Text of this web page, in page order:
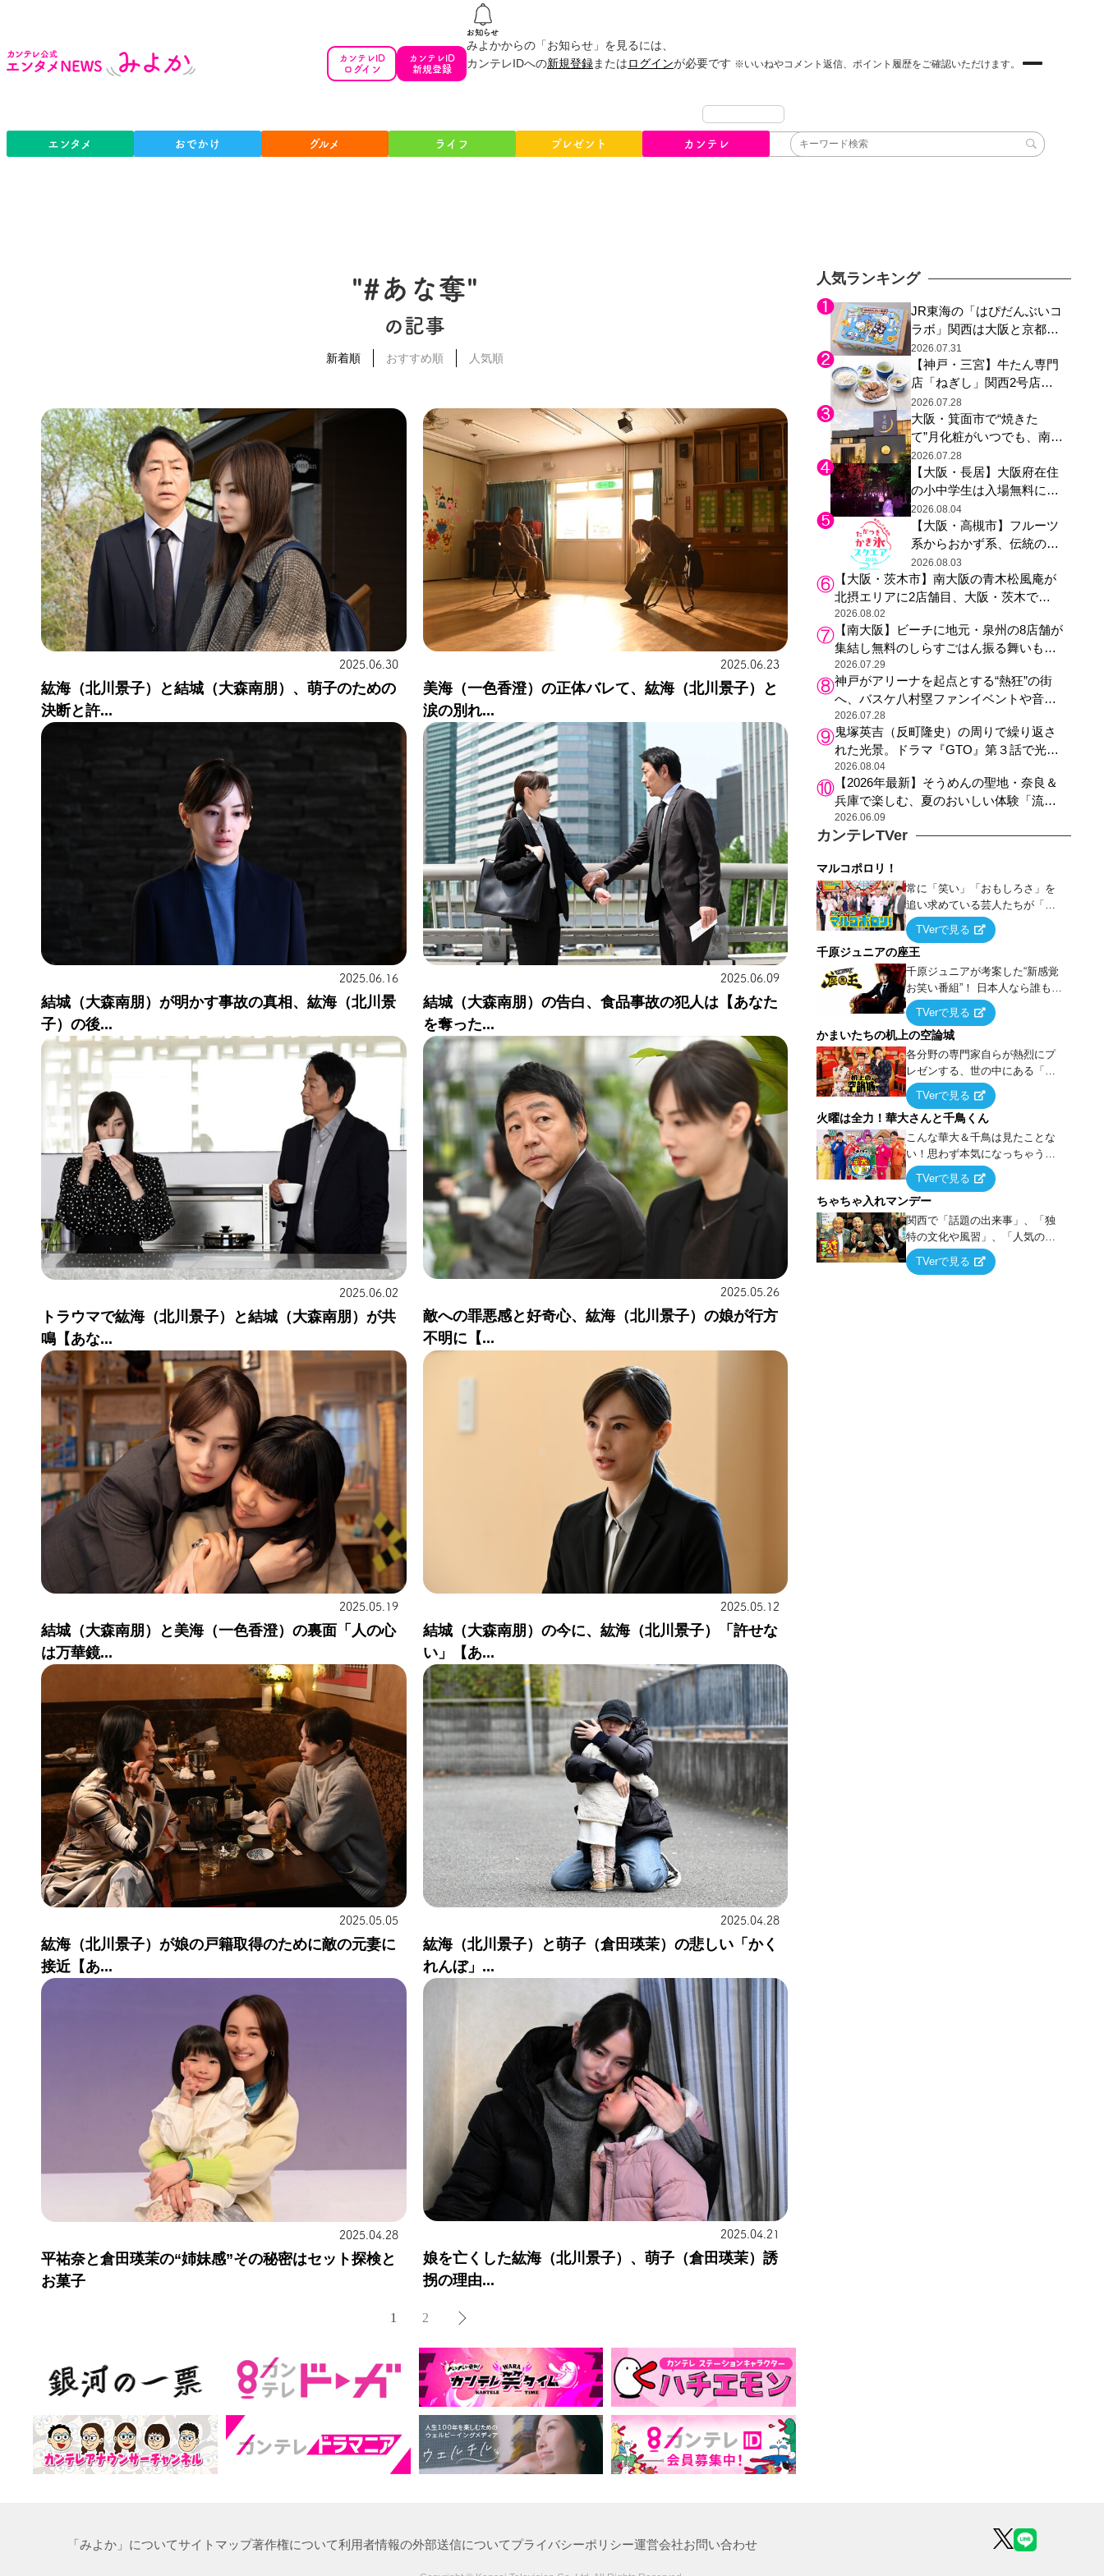
カンテレID
ログイン
カンテレID
新規登録
みよかからの「お知らせ」を見るには、
カンテレIDへの新規登録またはログインが必要です ※いいねやコメント返信、ポイント履歴をご確認いただけます。
エンタメ おでかけ グルメ ライフ プレゼント カンテレ
"#あな奪"
の記事
新着順 おすすめ順 人気順
2025.06.30
紘海（北川景子）と結城（大森南朋）、萌子のための
決断と許...
2025.06.23
美海（一色香澄）の正体バレて、紘海（北川景子）と
涙の別れ...
2025.06.16
結城（大森南朋）が明かす事故の真相、紘海（北川景
子）の後...
2025.06.09
結城（大森南朋）の告白、食品事故の犯人は【あなた
を奪った...
2025.06.02
トラウマで紘海（北川景子）と結城（大森南朋）が共
鳴【あな...
2025.05.26
敵への罪悪感と好奇心、紘海（北川景子）の娘が行方
不明に【...
2025.05.19
結城（大森南朋）と美海（一色香澄）の裏面「人の心
は万華鏡...
2025.05.12
結城（大森南朋）の今に、紘海（北川景子）「許せな
い」【あ...
2025.05.05
紘海（北川景子）が娘の戸籍取得のために敵の元妻に
接近【あ...
2025.04.28
紘海（北川景子）と萌子（倉田瑛茉）の悲しい「かく
れんぼ」...
2025.04.28
平祐奈と倉田瑛茉の“姉妹感”その秘密はセット探検と
お菓子
2025.04.21
娘を亡くした紘海（北川景子）、萌子（倉田瑛茉）誘
拐の理由...
1 2
人気ランキング
JR東海の「はぴだんぶいコ
ラボ」関西は大阪と京都の
み、日焼けしたポチャッコ
らサンリオキャラが描かれ
た駅弁やグッズが登場
2026.07.31
【神戸・三宮】牛たん専門
店「ねぎし」関西2号店が
登場、ファンら「8月が待
ち遠しい」と早くから注目
2026.07.28
大阪・箕面市で“焼きた
て”月化粧がいつでも、南大
阪の青木松風庵が北摂エリ
アに初進出
2026.07.28
【大阪・長居】大阪府在住
の小中学生は入場無料に、
チームラボが「夏休みの自
由研究の課題に」と「ボタ
ニカルガーデン 大阪」へ招
待
2026.08.04
【大阪・高槻市】フルーツ
系からおかず系、伝統の天
然氷まで人気店が集結、高
槻阪急スクエアで「かき
氷」祭り
2026.08.03
【大阪・茨木市】南大阪の青木松風庵が
北摂エリアに2店舗目、大阪・茨木で
も“焼きたて”の月化粧が食べられる
2026.08.02
【南大阪】ビーチに地元・泉州の8店舗が
集結し無料のしらすごはん振る舞いも、
泉南ロングパークの「海のマルシェ」が
リニューアル！
2026.07.29
神戸がアリーナを起点とする“熱狂”の街
へ、バスケ八村塁ファンイベントや音楽
フェスで三宮・ウォーターフロントを活
性化
2026.07.28
鬼塚英吉（反町隆史）の周りで繰り返さ
れた光景。ドラマ『GTO』第３話で光っ
た演出の巧みさ
2026.08.04
【2026年最新】そうめんの聖地・奈良＆
兵庫で楽しむ、夏のおいしい体験「流し
そうめん体験」おすすめ3選
2026.06.09
カンテレTVer
マルコポロリ！
常に「笑い」「おもしろさ」を
追い求めている芸人たちが「芸
能界」という大海原に漕ぎ出で
て、新たなオモシロ人間を発掘
する！
TVerで見る
千原ジュニアの座王
千原ジュニアが考案した“新感覚
お笑い番組”！ 日本人なら誰もが
馴染みのある『イス取りゲー
ム』をベースに、大喜利・ギャ
グ・モノボケ・歌…など様々な
お題で芸人がショートネタを競
い合う！
TVerで見る
かまいたちの机上の空論城
各分野の専門家自らが熱烈にプ
レゼンする、世の中にある「試
したことはないが、やってみた
らこうなる！…ハズ」という“机
上の空論”に若手芸人らがカラダ
を張って挑む！
TVerで見る
火曜は全力！華大さんと千鳥くん
こんな華大＆千鳥は見たことな
い！思わず本気になっちゃうゲ
ームに挑戦するバラエティー！
TVerで見る
ちゃちゃ入れマンデー
関西で「話題の出来事」、「独
特の文化や風習」、「人気の行
列ができる店」などあらゆるテ
ーマについて好き放題にちゃち
TVerで見る
「みよか」についてサイトマップ著作権について利用者情報の外部送信についてプライバシーポリシー運営会社お問い合わせ